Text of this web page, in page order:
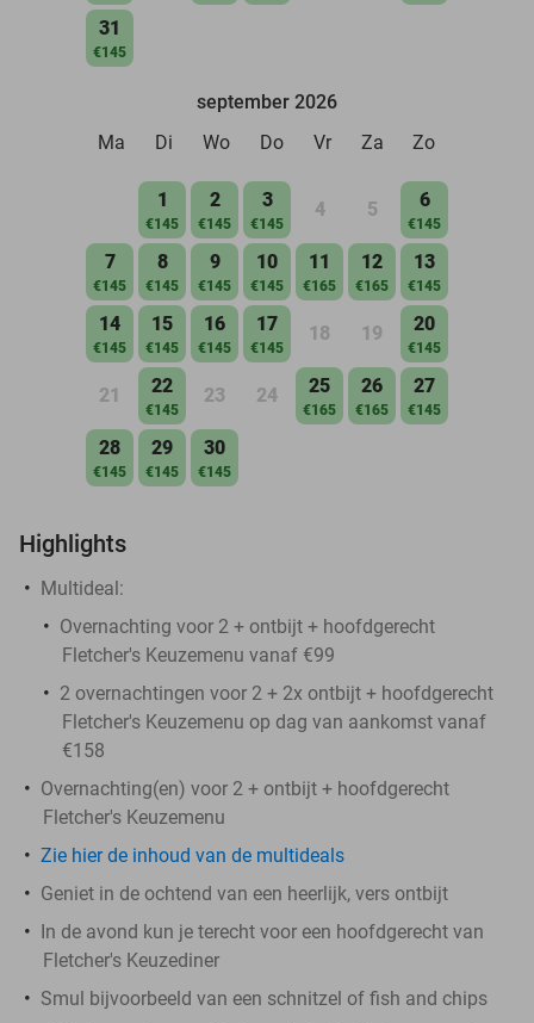
31
€145
september 2026
Ma
Di Wo Do Vr Za Zo
1
€145
2
€145
3
€145
4 5 6
€145
7
€145
8
€145
9
€145
10
€145
11
€165
12
€165
13
€145
14
€145
15
€145
16
€145
17
€145
18 19 20
€145
21 22
€145
23 24 25
€165
26
€165
27
€145
28
€145
29
€145
30
€145
Highlights
Multideal:
Overnachting voor 2 + ontbijt + hoofdgerecht
Fletcher's Keuzemenu vanaf €99
2 overnachtingen voor 2 + 2x ontbijt + hoofdgerecht
Fletcher's Keuzemenu op dag van aankomst vanaf
€158
Overnachting(en) voor 2 + ontbijt + hoofdgerecht
Fletcher's Keuzemenu
Zie hier de inhoud van de multideals
Geniet in de ochtend van een heerlijk, vers ontbijt
In de avond kun je terecht voor een hoofdgerecht van
Fletcher's Keuzediner
Smul bijvoorbeeld van een schnitzel of fish and chips